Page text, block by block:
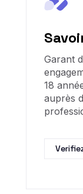
Garant
18
auprès